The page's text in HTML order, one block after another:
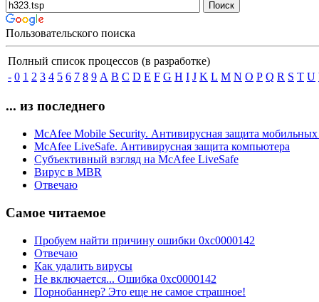
Пользовательского поиска
Полный список процессов (в разработке)
- 0 1 2 3 4 5 6 7 8 9 A B C D E F G H I J K L M N O P Q R S T U
... из последнего
McAfee Mobile Security. Антивирусная защита мобильных
McAfee LiveSafe. Антивирусная защита компьютера
Субъективный взгляд на McAfee LiveSafe
Вирус в MBR
Отвечаю
Самое читаемое
Пробуем найти причину ошибки 0xc0000142
Отвечаю
Как удалить вирусы
Не включается... Ошибка 0xc0000142
Порнобаннер? Это еще не самое страшное!